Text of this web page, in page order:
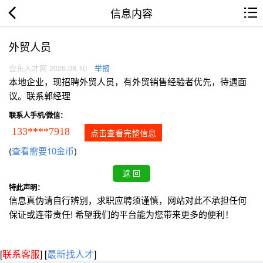
信息内容
外贸人员
会东人才网 2026.08.10 举报
本地企业，现招聘外贸人员，有外贸销售经验者优先，待遇面
议。联系郭经理
联系人手机/微信：
133****7918 点击查看完整信息
(查看需要10金币)
特此声明：
信息真伪请自行辨别，求职应聘须谨慎，网站对此不承担任何
保证或连带责任! 希望我们的平台能为您带来更多的便利！
[联系客服] [最新找人才]